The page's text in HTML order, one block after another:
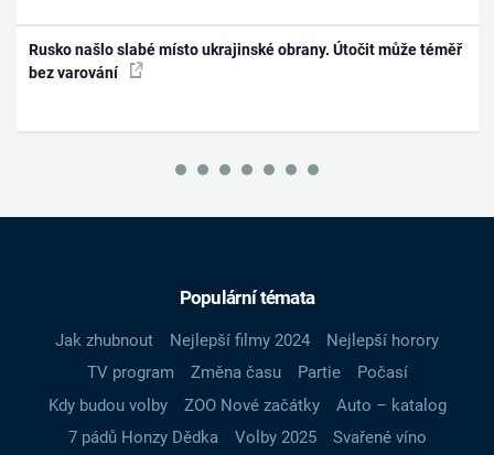
Rusko našlo slabé místo ukrajinské obrany. Útočit může téměř
bez varování
Populární témata
Jak zhubnout Nejlepší filmy 2024
Nejlepší horory
TV program
Změna času Partie
Počasí
Kdy budou volby
ZOO Nové začátky
Auto – katalog
7 pádů Honzy Dědka
Volby 2025
Svařené víno